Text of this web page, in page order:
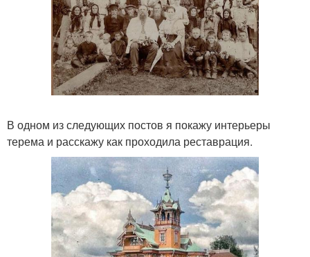
В одном из следующих постов я покажу интерьеры
терема и расскажу как проходила реставрация.